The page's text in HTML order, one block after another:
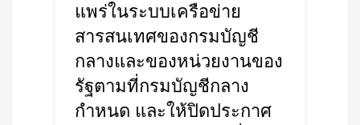
แพร่ในระบบเครือข่าย
สารสนเทศของกรมบัญชี
กลางและของหน่วยงานของ
รัฐตามที่กรมบัญชีกลาง
กำหนด และให้ปิดประกาศ